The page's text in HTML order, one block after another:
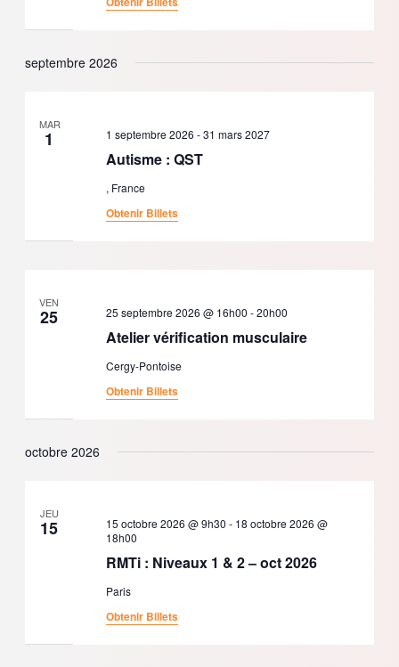
septembre 2026
MAR
1
Autisme : QST
1 septembre 2026 -31 mars 2027
, France
Obtenir Billets
VEN
25
Atelier vérification musculaire
25 septembre 2026 @ 16h00 -20h00
Cergy-Pontoise
Obtenir Billets
octobre 2026
JEU
15
RMTi : Niveaux 1 & 2 – oct 2026
15 octobre 2026 @ 9h30 - 18 octobre 2026 @
18h00
Paris
Obtenir Billets